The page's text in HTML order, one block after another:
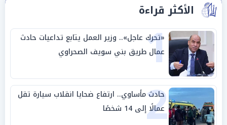
الأكثر قراءة
1
«تحرك عاجل».. وزير العمل يتابع تداعيات حادث
عمال طريق بني سويف الصحراوي
2
حادث مأساوي.. ارتفاع ضحايا انقلاب سيارة تقل
عمالًا إلى 14 شخصًا